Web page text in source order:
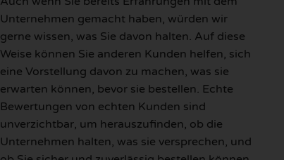
Unternehmen gemacht haben, würden wir
gerne wissen, was Sie davon halten. Auf diese
Weise können Sie anderen Kunden helfen, sich
eine Vorstellung davon zu machen, was sie
erwarten können, bevor sie bestellen. Echte
Bewertungen von echten Kunden sind
unverzichtbar, um herauszufinden, ob die
Unternehmen halten, was sie versprechen, und